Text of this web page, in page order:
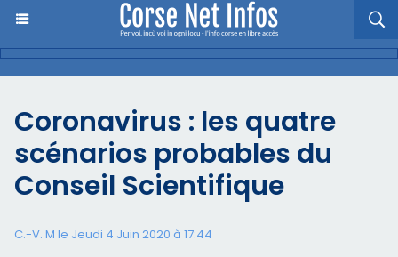
Coronavirus : les quatre
scénarios probables du
Conseil Scientifique
C.-V. M le Jeudi 4 Juin 2020 à 17:44